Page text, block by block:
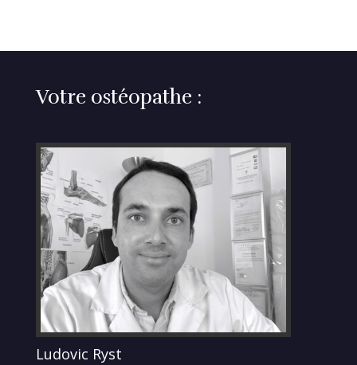
Votre ostéopathe :
Ludovic Ryst